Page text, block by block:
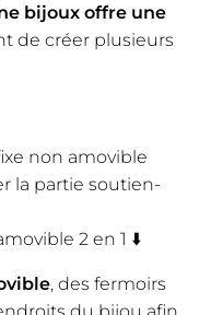
bijoux offre une
de créer plusieurs
non amovible
la partie soutien-
2 en 1 ⬇️
, des fermoirs